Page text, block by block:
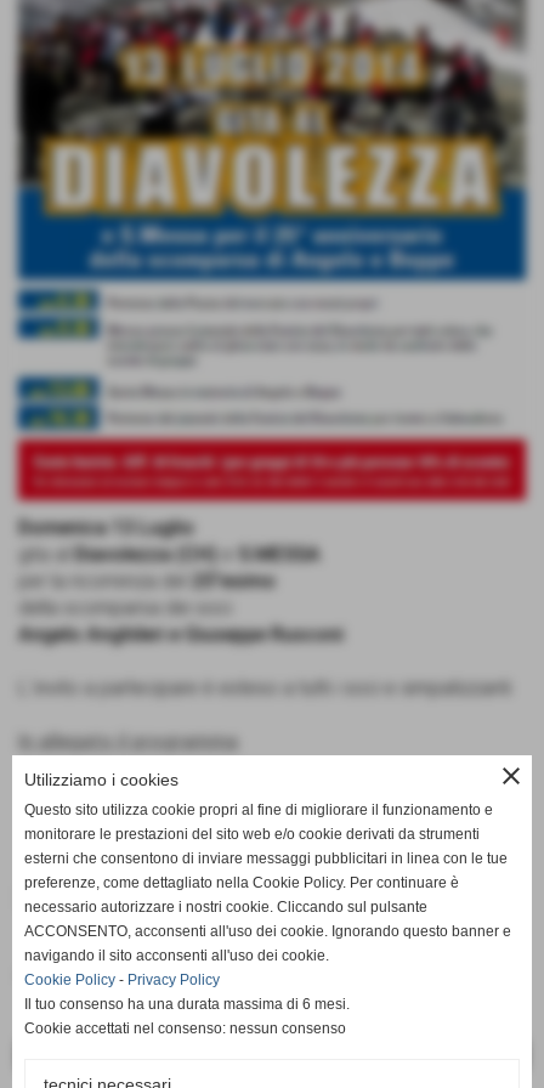
Domenica 13 Luglio
gita al
Diavolezza (CH)
S.MESSA
per la ricorrenza del
25°esimo
della scomparsa dei soci
Angelo Anghileri e Giuseppe Rusconi
L´invito a partecipare è esteso a tutti i soci e simpatizzanti
In allegato il programma
Documenti allegati
S.Messa al Diavolezza
Dimensione: 197,03 KB
close
Utilizziamo i cookies
Questo sito utilizza cookie propri al fine di migliorare il funzionamento e
monitorare le prestazioni del sito web e/o cookie derivati da strumenti
esterni che consentono di inviare messaggi pubblicitari in linea con le tue
preferenze, come dettagliato nella Cookie Policy. Per continuare è
necessario autorizzare i nostri cookie. Cliccando sul pulsante
ACCONSENTO, acconsenti all'uso dei cookie. Ignorando questo banner e
navigando il sito acconsenti all'uso dei cookie.
Cookie Policy - Privacy Policy
Il tuo consenso ha una durata massima di 6 mesi.
Cookie accettati nel consenso: nessun consenso